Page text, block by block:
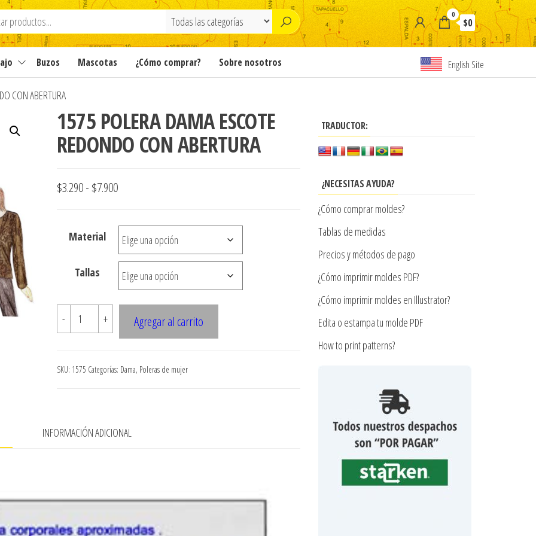
0
$0
Buzos Mascotas ¿Cómo comprar? Sobre nosotros English Site
CON ABERTURA
1575 POLERA DAMA ESCOTE
REDONDO CON ABERTURA
$3.290- $7.900Rango
precios:
desde
$3.290
hasta
$7.900
Material
Tallas
-
1575
POLERA
ESCOTE
REDONDO
cantidad
+ Agregar al carrito
SKU: 1575 Categorías: Dama, Poleras de mujer
INFORMACIÓN ADICIONAL
TRADUCTOR:
¿NECESITAS AYUDA?
¿Cómo comprar moldes?
Tablas de medidas
Precios y métodos de pago
¿Cómo imprimir moldes PDF?
¿Cómo imprimir moldes en Illustrator?
Edita o estampa tu molde PDF
How to print patterns?